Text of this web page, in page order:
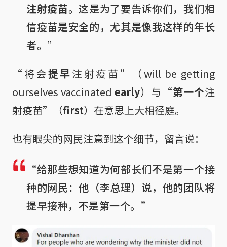
注射疫苗。这是为了要告诉你们，我们相
信疫苗是安全的，尤其是像我这样的年长
者。”
“将会提早注射疫苗”（will be getting
ourselves vaccinatedearly）与“第一个注
射疫苗”（first）在意思上大相径庭。
也有眼尖的网民注意到这个细节，留言说：
“给那些想知道为何部长们不是第一个接
种的网民：他（李总理）说，他的团队将
提早接种，不是第一个。”